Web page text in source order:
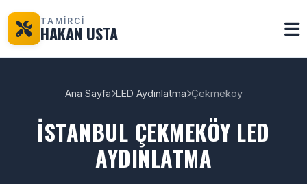
TAMİRCİ
HAKAN USTA
Ana Sayfa LED Aydınlatma Çekmeköy
İSTANBUL ÇEKMEKÖY LED
AYDINLATMA